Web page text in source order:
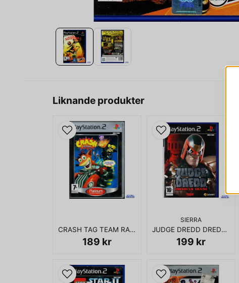
Liknande produkter
CRASH TAG TEAM RACING PS2
189 kr
SIERRA
JUDGE DREDD DREDD VS DEATH PS2
199 kr